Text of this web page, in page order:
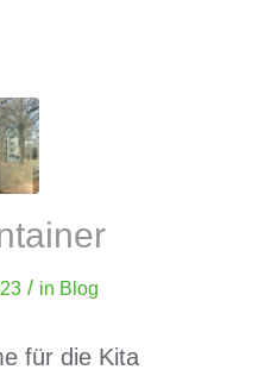
/ in Blog
für die Kita